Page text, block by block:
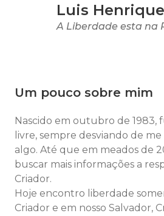
Luis
A Liberdade esta na
Um pouco sobre mim
Nascido em outubro de 1983,
livre, sempre desviando de
algo. Até que em meados de
buscar mais informações a
Criador.
Hoje encontro liberdade
Criador e em nosso Salvador,